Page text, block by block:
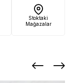
Stoktaki
Mağazalar